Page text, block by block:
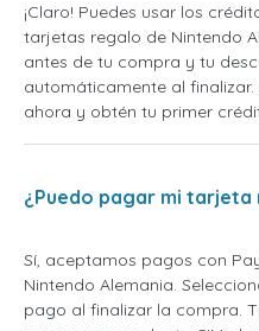
¡Claro! Puedes usar los
tarjetas regalo de Nintendo
antes de tu compra y tu
automáticamente al finalizar.
ahora y obtén tu primer
¿Puedo pagar mi tarjeta
Sí, aceptamos pagos con
Nintendo Alemania.
pago al finalizar la compra.